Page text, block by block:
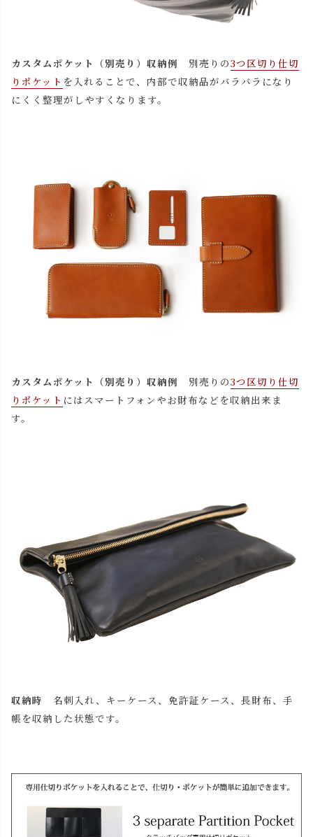
カスタムポケット（別売り）収納例 別売りの3つ区切り仕切
りポケット を入れることで、内部で収納品がバラバラになり
にくく整理がしやすくなります。
カスタムポケット（別売り）収納例 別売りの3つ区切り仕切
りポケット にはスマートフォンやお財布などを収納出来ま
す。
収納時 名刺入れ、キーケース、免許証ケース、長財布、手
帳を収納した状態です。